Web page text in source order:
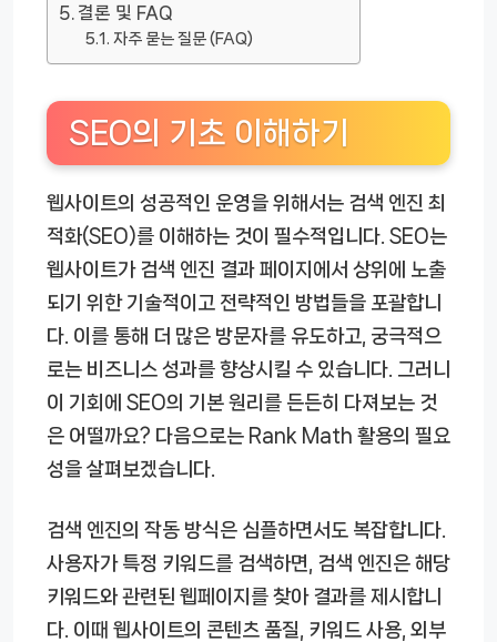
결론 및 FAQ
자주 묻는 질문 (FAQ)
SEO의 기초 이해하기
웹사이트의 성공적인 운영을 위해서는 검색 엔진 최
적화(SEO)를 이해하는 것이 필수적입니다. SEO는
웹사이트가 검색 엔진 결과 페이지에서 상위에 노출
되기 위한 기술적이고 전략적인 방법들을 포괄합니
다. 이를 통해 더 많은 방문자를 유도하고, 궁극적으
로는 비즈니스 성과를 향상시킬 수 있습니다. 그러니
이 기회에 SEO의 기본 원리를 든든히 다져보는 것
은 어떨까요? 다음으로는 Rank Math 활용의 필요
성을 살펴보겠습니다.
검색 엔진의 작동 방식은 심플하면서도 복잡합니다.
사용자가 특정 키워드를 검색하면, 검색 엔진은 해당
키워드와 관련된 웹페이지를 찾아 결과를 제시합니
다. 이때 웹사이트의 콘텐츠 품질, 키워드 사용, 외부